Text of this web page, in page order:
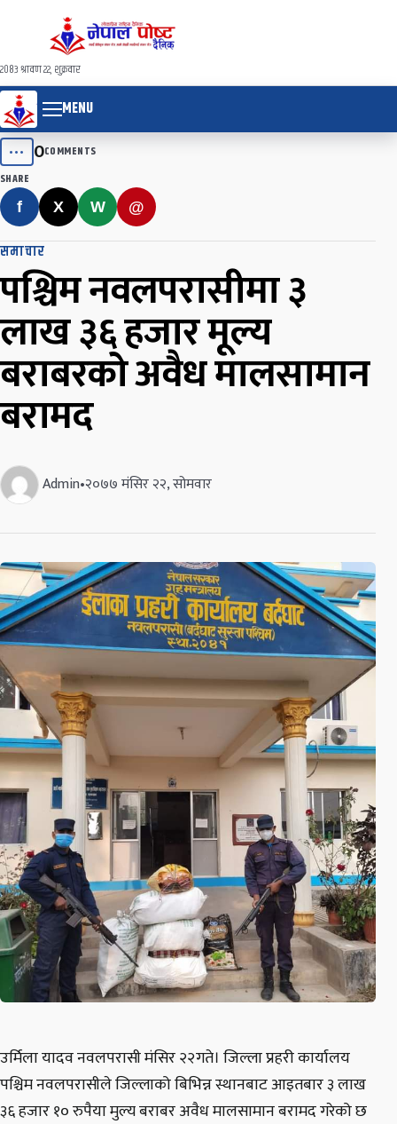
२०८३ श्रावण २२, शुक्रवार
MENU
••• 0COMMENTS
SHARE
f X W @
समाचार
पश्चिम नवलपरासीमा ३
लाख ३६ हजार मूल्य
बराबरको अवैध मालसामान
बरामद
Admin•२०७७ मंसिर २२, सोमवार
उर्मिला यादव नवलपरासी मंसिर २२गते। जिल्ला प्रहरी कार्यालय
पश्चिम नवलपरासीले जिल्लाको बिभिन्न स्थानबाट आइतबार ३ लाख
३६ हजार १० रुपैया मुल्य बराबर अवैध मालसामान बरामद गरेको छ